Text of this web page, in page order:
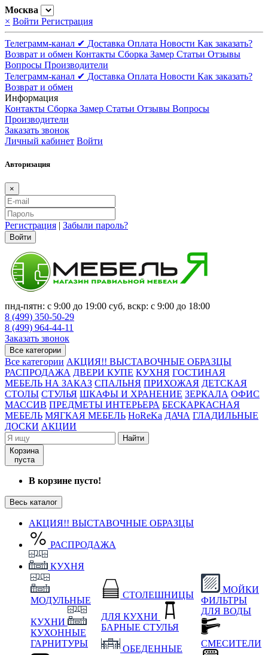
Москва
× Войти Регистрация
Телеграмм-канал ✔ Доставка Оплата Новости Как заказать?
Возврат и обмен Контакты Сборка Замер Статьи Отзывы
Вопросы Производители
Телеграмм-канал ✔ Доставка Оплата Новости Как заказать?
Возврат и обмен
Информация
Контакты Сборка Замер Статьи Отзывы Вопросы
Производители
Заказать звонок
Личный кабинет Войти
Авторизация
×
Регистрация | Забыли пароль?
Войти
пнд-пятн: с 9:00 до 19:00 суб, вскр: с 9:00 до 18:00
8 (499) 350-50-29
8 (499) 964-44-11
Заказать звонок
Все категории
Все категории АКЦИЯ!! ВЫСТАВОЧНЫЕ ОБРАЗЦЫ
РАСПРОДАЖА ДВЕРИ КУПЕ КУХНЯ ГОСТИНАЯ
МЕБЕЛЬ НА ЗАКАЗ СПАЛЬНЯ ПРИХОЖАЯ ДЕТСКАЯ
СТОЛЫ СТУЛЬЯ ШКАФЫ И ХРАНЕНИЕ ЗЕРКАЛА ОФИС
МАССИВ ПРЕДМЕТЫ ИНТЕРЬЕРА БЕСКАРКАСНАЯ
МЕБЕЛЬ МЯГКАЯ МЕБЕЛЬ HoReKa ДАЧА ГЛАДИЛЬНЫЕ
ДОСКИ АКЦИИ
Найти
Корзина
пуста
В корзине пусто!
Весь каталог
АКЦИЯ!! ВЫСТАВОЧНЫЕ ОБРАЗЦЫ
РАСПРОДАЖА
КУХНЯ
МОДУЛЬНЫЕ
КУХНИ
КУХОННЫЕ
ГАРНИТУРЫ
СТОЛЕШНИЦЫ
ДЛЯ КУХНИ
БАРНЫЕ СТУЛЬЯ
ОБЕДЕННЫЕ
МОЙКИ
ФИЛЬТРЫ
ДЛЯ ВОДЫ
СМЕСИТЕЛИ